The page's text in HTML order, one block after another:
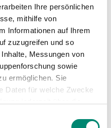
Ihre persönlichen
mithilfe von
Informationen auf Ihrem
zuzugreifen und so
Messungen von
sowie
ermöglichen. Sie
Daten für welche Zwecke
(236)
(606)